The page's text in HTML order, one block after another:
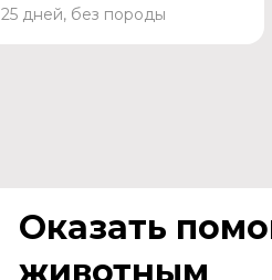
25 дней, без породы
Оказать